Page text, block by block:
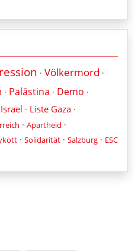
· Völkermord ·
· Palästina · Demo ·
Israel · Liste Gaza ·
· Apartheid ·
· Solidarität · Salzburg · ESC